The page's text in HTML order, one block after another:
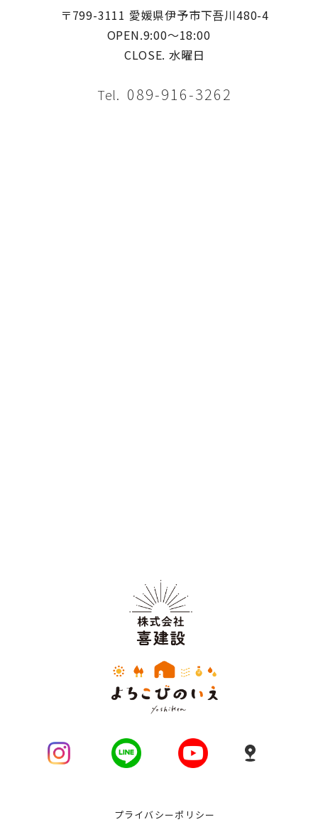
〒799-3111 愛媛県伊予市下吾川480-4
OPEN.9:00〜18:00
CLOSE. 水曜日
Tel. 089-916-3262
プライバシーポリシー